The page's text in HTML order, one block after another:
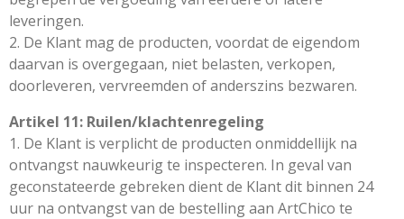
leveringen.
2. De Klant mag de producten, voordat de eigendom
daarvan is overgegaan, niet belasten, verkopen,
doorleveren, vervreemden of anderszins bezwaren.
Artikel 11: Ruilen/klachtenregeling
1. De Klant is verplicht de producten onmiddellijk na
ontvangst nauwkeurig te inspecteren. In geval van
geconstateerde gebreken dient de Klant dit binnen 24
uur na ontvangst van de bestelling aan ArtChico te